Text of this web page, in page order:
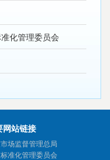
化管理委员会
网站链接
市场监督管理总局
标准化管理委员会